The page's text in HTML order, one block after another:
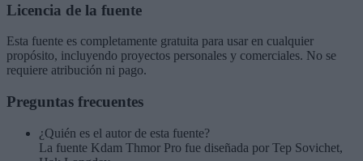
Licencia de la fuente
Esta fuente es completamente gratuita para usar en cualquier
propósito, incluyendo proyectos personales y comerciales. No se
requiere atribución ni pago.
Preguntas frecuentes
¿Quién es el autor de esta fuente?
La fuente Kdam Thmor Pro fue diseñada por Tep Sovichet,